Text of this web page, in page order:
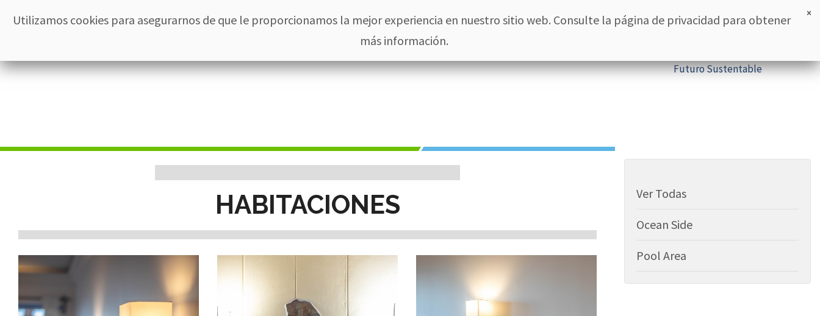
×
Utilizamos cookies para asegurarnos de que le proporcionamos la mejor experiencia en nuestro sitio web. Consulte la página de privacidad para obtener
más información.
Habitaciones Eventos Oasis
Futuro Sustentable
HABITACIONES Ver Todas
Ocean Side
Pool Area